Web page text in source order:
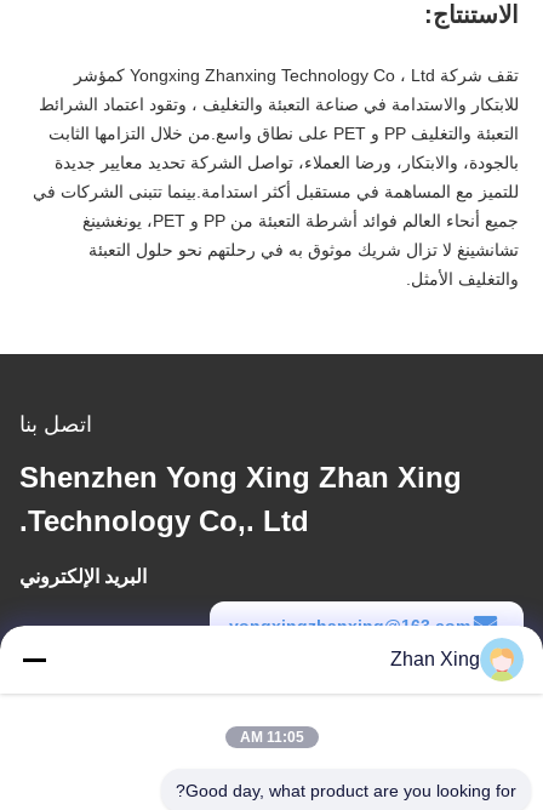
الاستنتاج:
تقف شركة Yongxing Zhanxing Technology Co ، Ltd كمؤشر
للابتكار والاستدامة في صناعة التعبئة والتغليف ، وتقود اعتماد الشرائط
التعبئة والتغليف PP و PET على نطاق واسع.من خلال التزامها الثابت
بالجودة، والابتكار، ورضا العملاء، تواصل الشركة تحديد معايير جديدة
للتميز مع المساهمة في مستقبل أكثر استدامة.بينما تتبنى الشركات في
جميع أنحاء العالم فوائد أشرطة التعبئة من PP و PET، يونغشينغ
تشانشينغ لا تزال شريك موثوق به في رحلتهم نحو حلول التعبئة
والتغليف الأمثل.
اتصل بنا
Shenzhen Yong Xing Zhan Xing
Technology Co,. Ltd.
البريد الإلكتروني
yongxingzhanxing@163.com
Zhan Xing
11:05 AM
Good day, what product are you looking for?